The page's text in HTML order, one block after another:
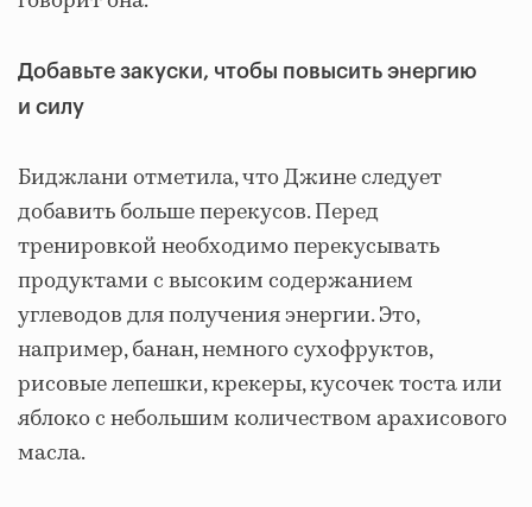
Добавьте закуски, чтобы повысить энергию
и силу
Биджлани отметила, что Джине следует
добавить больше перекусов. Перед
тренировкой необходимо перекусывать
продуктами с высоким содержанием
углеводов для получения энергии. Это,
например, банан, немного сухофруктов,
рисовые лепешки, крекеры, кусочек тоста или
яблоко с небольшим количеством арахисового
масла.